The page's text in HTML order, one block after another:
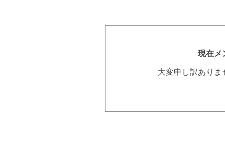
現在メ
大変申し訳あり